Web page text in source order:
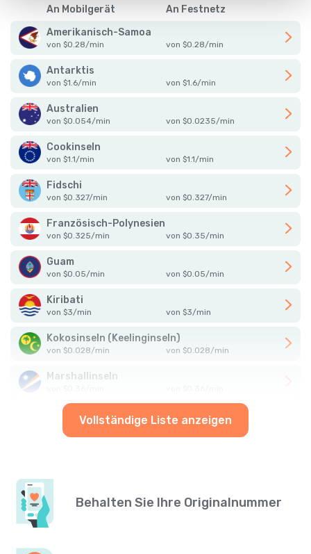
An Mobilgerät
An Festnetz
Amerikanisch-Samoa
von $0.28/min von $0.28/min
Antarktis
von $1.6/min von $1.6/min
Australien
von $0.054/min von $0.0235/min
Cookinseln
von $1.1/min von $1.1/min
Fidschi
von $0.327/min von $0.327/min
Französisch-Polynesien
von $0.325/min von $0.35/min
Guam
von $0.05/min von $0.05/min
Kiribati
von $3/min von $3/min
Kokosinseln (Keelinginseln)
von $0.028/min von $0.028/min
Marshallinseln
Vollständige Liste anzeigen
Behalten Sie Ihre Originalnummer